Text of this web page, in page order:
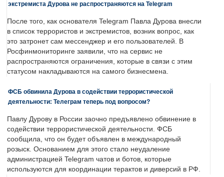
экстремиста Дурова не распространяются на Telegram
После того, как основателя Telegram Павла Дурова внесли
в список террористов и экстремистов, возник вопрос, как
это затронет сам мессенджер и его пользователей. В
Росфинмониторинге заявили, что на сервис не
распространяются ограничения, которые в связи с этим
статусом накладываются на самого бизнесмена.
ФСБ обвинила Дурова в содействии террористической
деятельности: Телеграм теперь под вопросом?
Павлу Дурову в России заочно предъявлено обвинение в
содействии террористической деятельности. ФСБ
сообщила, что он будет объявлен в международный
розыск. Основанием для этого стало неудаление
администрацией Telegram чатов и ботов, которые
используются для координации терактов и диверсий в РФ.